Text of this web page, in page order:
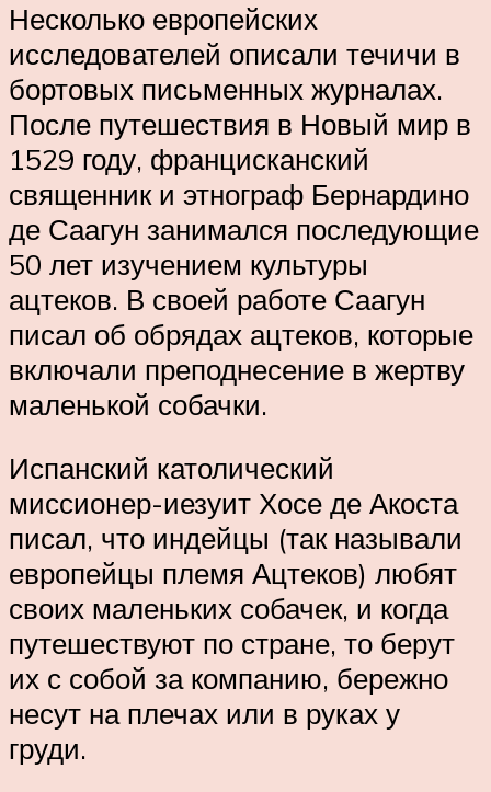
Несколько европейских
исследователей описали течичи в
бортовых письменных журналах.
После путешествия в Новый мир в
1529 году, францисканский
священник и этнограф Бернардино
де Саагун занимался последующие
50 лет изучением культуры
ацтеков. В своей работе Саагун
писал об обрядах ацтеков, которые
включали преподнесение в жертву
маленькой собачки.
Испанский католический
миссионер-иезуит Хосе де Акоста
писал, что индейцы (так называли
европейцы племя Ацтеков) любят
своих маленьких собачек, и когда
путешествуют по стране, то берут
их с собой за компанию, бережно
несут на плечах или в руках у
груди.